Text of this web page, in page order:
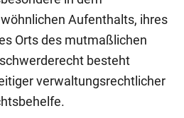
Aufenthalts, ihres
Orts des mutmaßlichen
besteht
verwaltungsrechtlicher